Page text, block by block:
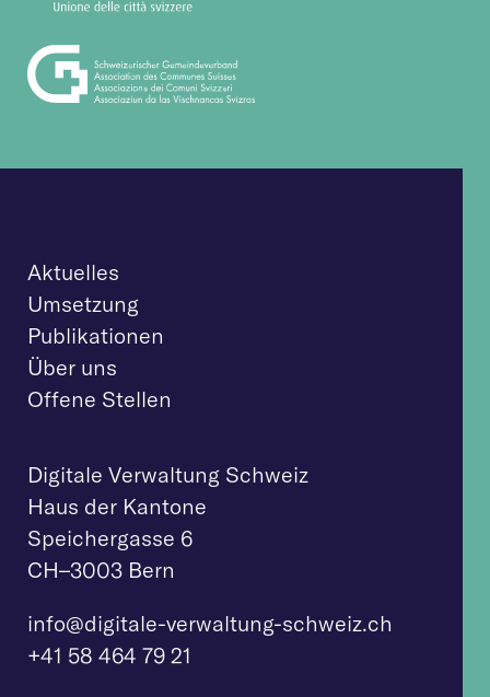
Aktuelles
Umsetzung
Publikationen
Über uns
Offene Stellen
Digitale Verwaltung Schweiz
Haus der Kantone
Speichergasse 6
CH–3003 Bern
info@digitale-verwaltung-schweiz.ch
+41 58 464 79 21